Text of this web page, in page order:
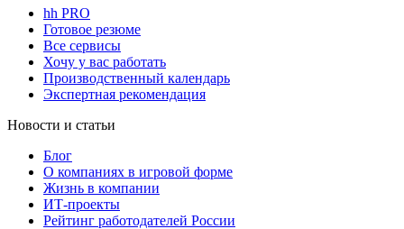
hh PRO
Готовое резюме
Все сервисы
Хочу у вас работать
Производственный календарь
Экспертная рекомендация
Новости и статьи
Блог
О компаниях в игровой форме
Жизнь в компании
ИТ-проекты
Рейтинг работодателей России